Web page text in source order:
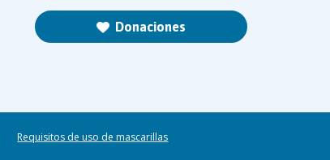
Donaciones
Requisitos de uso de mascarillas